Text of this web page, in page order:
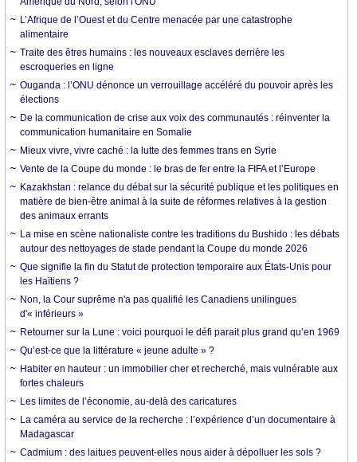
L’Afrique de l’Ouest et du Centre menacée par une catastrophe
alimentaire
Traite des êtres humains : les nouveaux esclaves derrière les
escroqueries en ligne
Ouganda : l’ONU dénonce un verrouillage accéléré du pouvoir après les
élections
De la communication de crise aux voix des communautés : réinventer la
communication humanitaire en Somalie
Mieux vivre, vivre caché : la lutte des femmes trans en Syrie
Vente de la Coupe du monde : le bras de fer entre la FIFA et l’Europe
Kazakhstan : relance du débat sur la sécurité publique et les politiques en
matière de bien-être animal à la suite de réformes relatives à la gestion
des animaux errants
La mise en scène nationaliste contre les traditions du Bushido : les débats
autour des nettoyages de stade pendant la Coupe du monde 2026
Que signifie la fin du Statut de protection temporaire aux États-Unis pour
les Haïtiens ?
Non, la Cour suprême n'a pas qualifié les Canadiens unilingues
d'« inférieurs »
Retourner sur la Lune : voici pourquoi le défi parait plus grand qu’en 1969
Qu’est-ce que la littérature « jeune adulte » ?
Habiter en hauteur : un immobilier cher et recherché, mais vulnérable aux
fortes chaleurs
Les limites de l’économie, au-delà des caricatures
La caméra au service de la recherche : l’expérience d’un documentaire à
Madagascar
Cadmium : des laitues peuvent-elles nous aider à dépolluer les sols ?